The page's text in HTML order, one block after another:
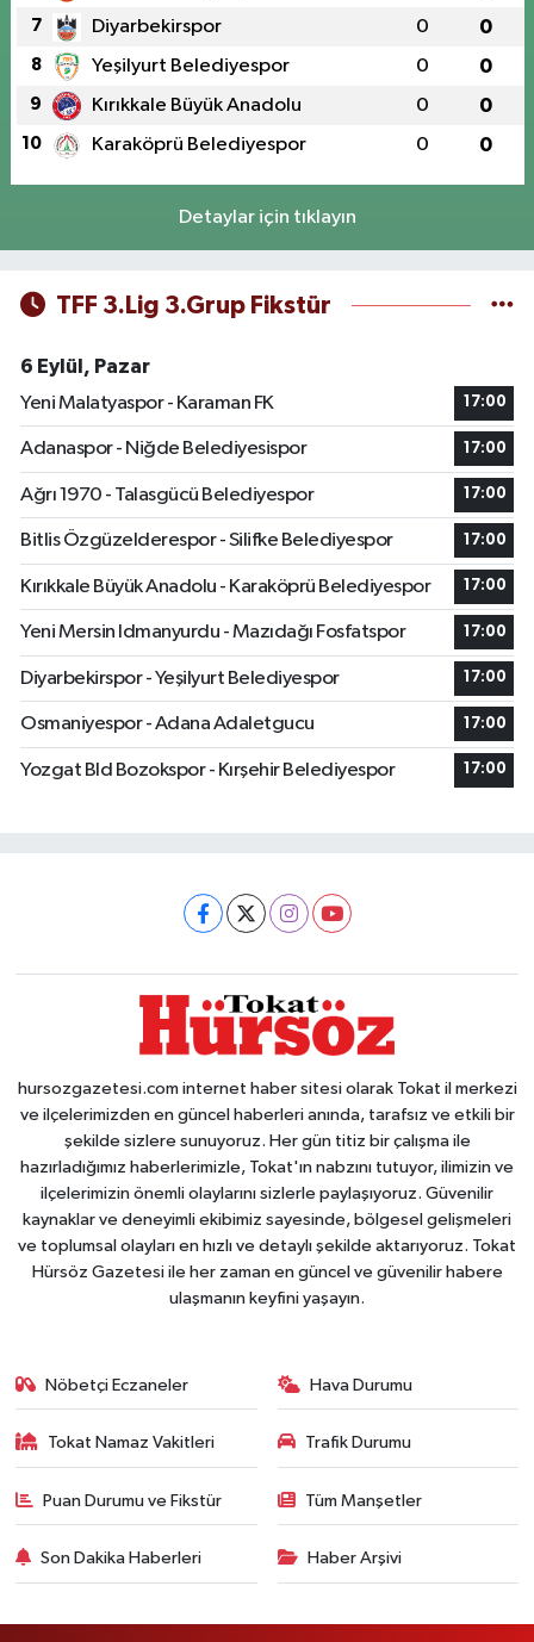
7 Diyarbekirspor 0 0
8 Yeşilyurt Belediyespor 0 0
9 Kırıkkale Büyük Anadolu 0 0
10 Karaköprü Belediyespor 0 0
Detaylar için tıklayın
TFF 3.Lig 3.Grup Fikstür
6 Eylül, Pazar
Yeni Malatyaspor - Karaman FK
17:00
Adanaspor - Niğde Belediyesispor 17:00
Ağrı 1970 - Talasgücü Belediyespor 17:00
Bitlis Özgüzelderespor - Silifke Belediyespor 17:00
Kırıkkale Büyük Anadolu - Karaköprü Belediyespor 17:00
Yeni Mersin Idmanyurdu - Mazıdağı Fosfatspor 17:00
Diyarbekirspor - Yeşilyurt Belediyespor 17:00
Osmaniyespor - Adana Adaletgucu 17:00
Yozgat Bld Bozokspor - Kırşehir Belediyespor 17:00
hursozgazetesi.com internet haber sitesi olarak Tokat il merkezi
ve ilçelerimizden en güncel haberleri anında, tarafsız ve etkili bir
şekilde sizlere sunuyoruz. Her gün titiz bir çalışma ile
hazırladığımız haberlerimizle, Tokat'ın nabzını tutuyor, ilimizin ve
ilçelerimizin önemli olaylarını sizlerle paylaşıyoruz. Güvenilir
kaynaklar ve deneyimli ekibimiz sayesinde, bölgesel gelişmeleri
ve toplumsal olayları en hızlı ve detaylı şekilde aktarıyoruz. Tokat
Hürsöz Gazetesi ile her zaman en güncel ve güvenilir habere
ulaşmanın keyfini yaşayın.
Nöbetçi Eczaneler Hava Durumu
Tokat Namaz Vakitleri Trafik Durumu
Puan Durumu ve Fikstür Tüm Manşetler
Son Dakika Haberleri Haber Arşivi